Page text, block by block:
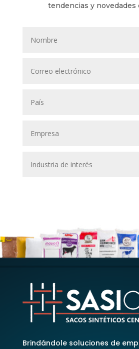
tendencias y novedades
Brindándole soluciones de